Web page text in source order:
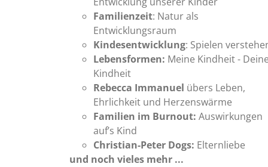
Familienzeit: Natur als
Entwicklungsraum
Kindesentwicklung: Spielen
Lebensformen: Meine Kindheit -
Kindheit
Rebecca Immanuel übers Leben,
Ehrlichkeit und Herzenswärme
Familien im Burnout:Auswirkungen
auf’s Kind
Christian-Peter Dogs: Elternliebe
und noch vieles mehr ...